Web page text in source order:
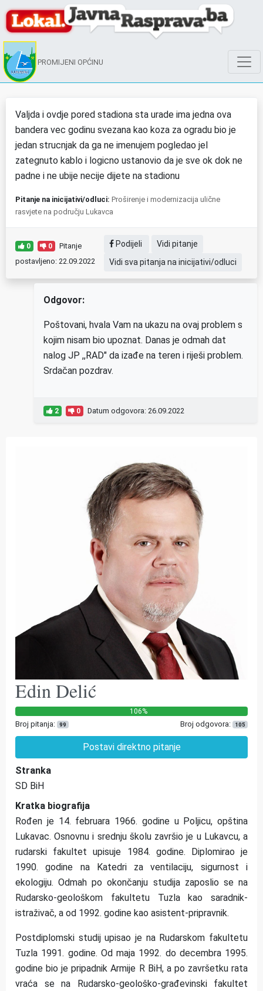
PROMIJENI OPĆINU
Valjda i ovdje pored stadiona sta urade ima jedna ova
bandera vec godinu svezana kao koza za ogradu bio je
jedan strucnjak da ga ne imenujem pogledao jel
zategnuto kablo i logicno ustanovio da je sve ok dok ne
padne i ne ubije necije dijete na stadionu
Pitanje na inicijativi/odluci: Proširenje i modernizacija ulične
rasvjete na području Lukavca
0 0
Pitanje
postavljeno: 22.09.2022
Podijeli
Vidi pitanje
Vidi sva pitanja na inicijativi/odluci
Odgovor:
Poštovani, hvala Vam na ukazu na ovaj problem s
kojim nisam bio upoznat. Danas je odmah dat
nalog JP ,,RAD" da izađe na teren i riješi problem.
Srdačan pozdrav.
2 0 Datum odgovora: 26.09.2022
Edin Delić
106%
Broj pitanja: 99 Broj odgovora: 105
Postavi direktno pitanje
Stranka
SD BiH
Kratka biografija
Rođen je 14. februara 1966. godine u Poljicu, opština
Lukavac. Osnovnu i srednju školu završio je u Lukavcu, a
rudarski fakultet upisuje 1984. godine. Diplomirao je
1990. godine na Katedri za ventilaciju, sigurnost i
ekologiju. Odmah po okončanju studija zaposlio se na
Rudarsko-geološkom fakultetu Tuzla kao saradnik-
istraživač, a od 1992. godine kao asistent-pripravnik.
Postdiplomski studij upisao je na Rudarskom fakultetu
Tuzla 1991. godine. Od maja 1992. do decembra 1995.
godine bio je pripadnik Armije R BiH, a po završetku rata
vraća se na Rudarsko-geološko-građevinski fakultet